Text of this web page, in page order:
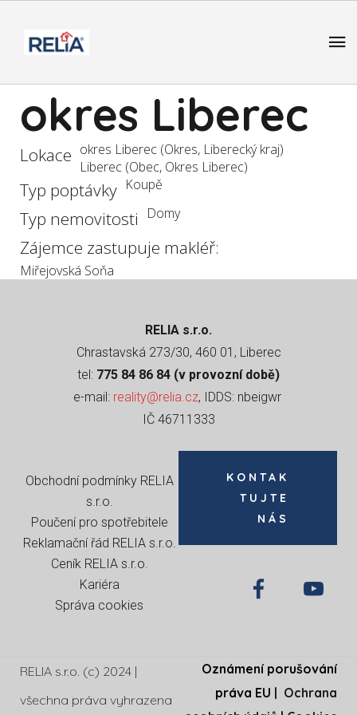
okres Liberec
Lokace okres Liberec (Okres, Liberecký kraj)
Liberec (Obec, Okres Liberec)
Typ poptávky Koupě
Typ nemovitosti Domy
Zájemce zastupuje makléř:
Miřejovská Soňa
RELIA s.r.o.
Chrastavská 273/30, 460 01, Liberec
tel: 775 84 86 84 (v provozní době)
e-mail: reality@relia.cz, IDDS: nbeigwr
IČ 46711333
Obchodní podmínky RELIA
s.r.o.
Poučení pro spotřebitele
Reklamační řád RELIA s.r.o.
Ceník RELIA s.r.o.
Kariéra
Správa cookies
KONTAK
TUJTE
NÁS
RELIA s.r.o. (c) 2024 |
všechna práva vyhrazena
Oznámení porušování
práva EU | Ochrana